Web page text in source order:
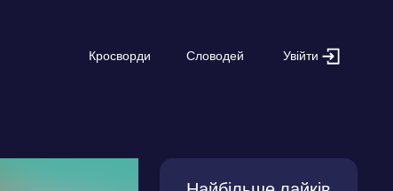
Кросворди Словодей Увійти